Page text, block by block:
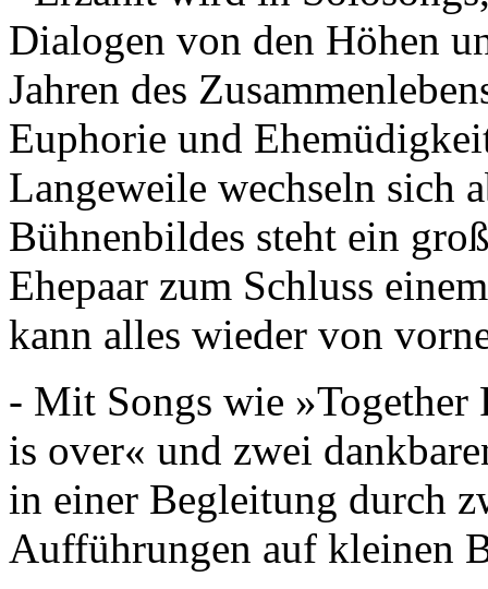
Dialogen von den Höhen
Jahren des
Euphorie und
Langeweile wechseln sich
Bühnenbildes steht ein
Ehepaar zum Schluss
kann alles wieder von
- Mit Songs wie »Together
is over« und zwei
in einer Begleitung durch
Aufführungen auf kleinen